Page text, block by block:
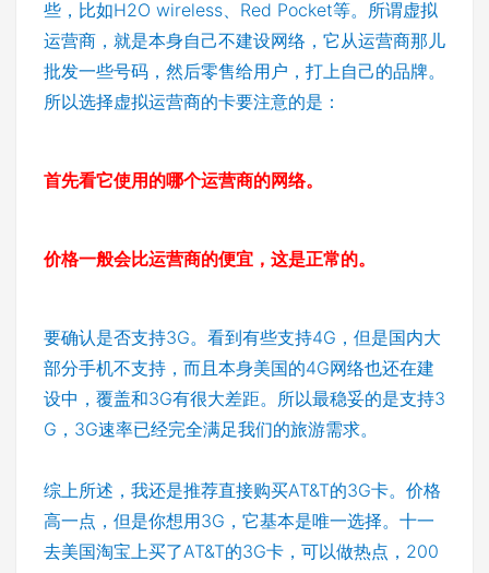
些，比如H2O wireless、Red Pocket等。所谓虚拟
运营商，就是本身自己不建设网络，它从运营商那儿
批发一些号码，然后零售给用户，打上自己的品牌。
所以选择虚拟运营商的卡要注意的是：
首先看它使用的哪个运营商的网络。
价格一般会比运营商的便宜，这是正常的。
要确认是否支持3G。看到有些支持4G，但是国内大
部分手机不支持，而且本身美国的4G网络也还在建
设中，覆盖和3G有很大差距。所以最稳妥的是支持3
G，3G速率已经完全满足我们的旅游需求。
综上所述，我还是推荐直接购买AT&T的3G卡。价格
高一点，但是你想用3G，它基本是唯一选择。十一
去美国淘宝上买了AT&T的3G卡，可以做热点，200